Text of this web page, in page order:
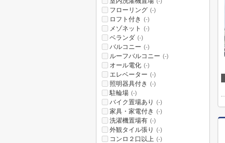
フローリング (-)
ロフト付き (-)
メゾネット (-)
ベランダ (-)
バルコニー (-)
ルーフバルコニー (-)
オール電化 (-)
エレベーター (-)
照明器具付き (-)
駐輪場 (-)
バイク置場あり (-)
家具・家電付き (-)
洗濯機置場有 (-)
外観タイル張り (-)
コンロ２口以上 (-)